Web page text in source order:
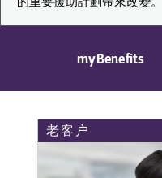
myBenefits
老客户